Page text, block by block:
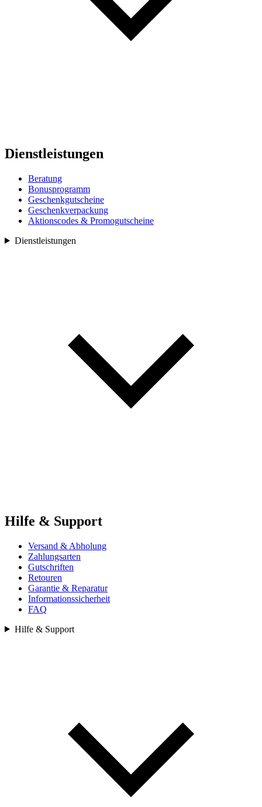
Dienstleistungen
Beratung
Bonusprogramm
Geschenkgutscheine
Geschenkverpackung
Aktionscodes & Promogutscheine
Dienstleistungen
Hilfe & Support
Versand & Abholung
Zahlungsarten
Gutschriften
Retouren
Garantie & Reparatur
Informationssicherheit
FAQ
Hilfe & Support